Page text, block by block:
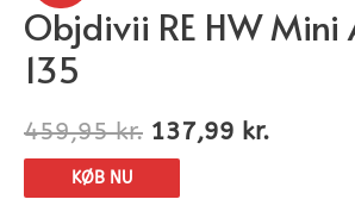
Objdivii RE HW Mini
135
459,95kr. 137,99 kr.
KØB NU